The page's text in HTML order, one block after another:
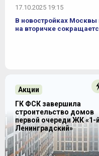
17.10.2025 19:15
В новостройках
на вторичке
Акции
ГК ФСК завершила
строительство домов
первой очереди ЖК «1-й
Ленинградский»